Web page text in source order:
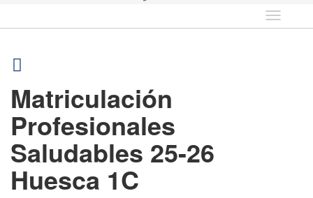
Idioma
Matriculación
Profesionales
Saludables 25-26
Huesca 1C